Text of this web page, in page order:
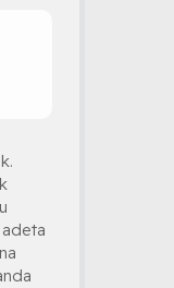
adeta